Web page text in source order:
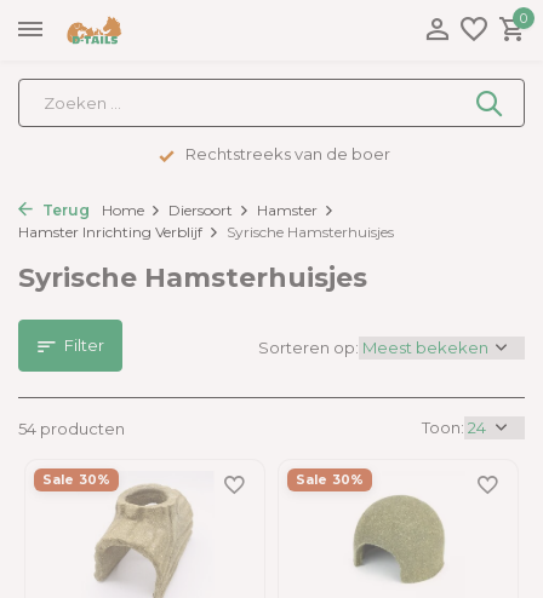
0
Rechtstreeks van de boer
Terug Home Diersoort
Hamster
Hamster Inrichting Verblijf
Syrische Hamsterhuisjes
Syrische Hamsterhuisjes
Filter
54 producten Toon:
Sorteren op:
Sale 30% Sale 30%